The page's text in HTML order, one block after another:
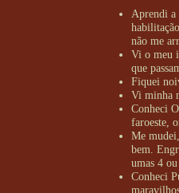
Aprendi
não me
Vi o meu
que
Fiquei
Vi minha
Conheci
faroeste,
Me
bem.
umas 4
Conheci